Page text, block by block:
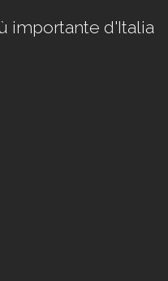
importante d'Italia